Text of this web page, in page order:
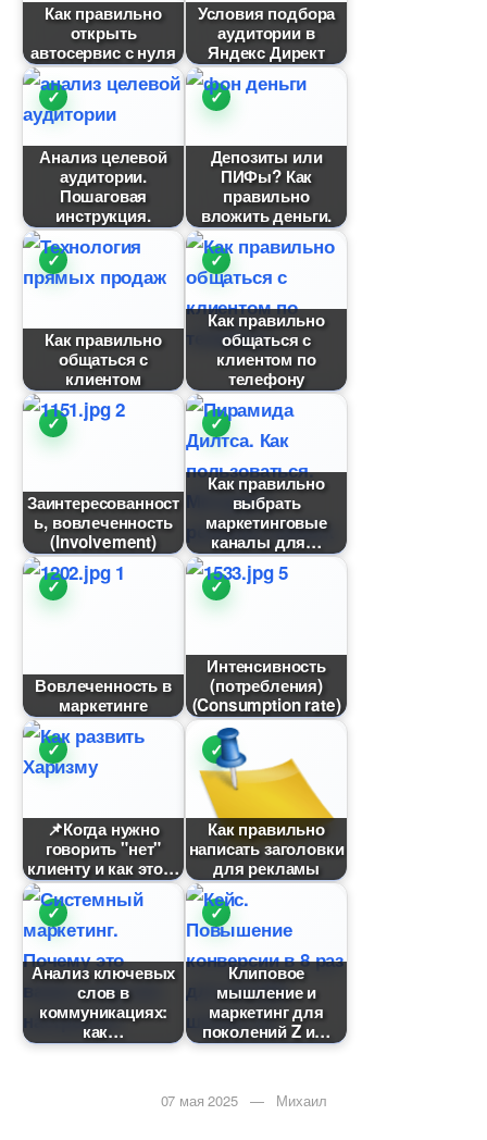
Как правильно
открыть
автосервис с нуля
Условия подбора
аудитории
Яндекс Директ
Анализ целевой
аудитории.
Пошаговая
инструкция.
Депозиты или
ПИФы? Как
правильно
ложить деньги.
Как правильно
общаться с
клиентом
Как правильно
общаться с
клиентом по
телефону
Заинтересованност
ь, вовлеченность
(Involvement)
Как правильно
ыбрать
маркетинговые
каналы для
овлеченность
маркетинге
Интенсивность
(потребления)
(Consumption rate)
📌Когда нужно
оворить "нет"
клиенту и как это
Как правильно
написать заголовки
для рекламы
Анализ ключевых
сло
коммуникациях:
как
Клиповое
мышление и
маркетинг для
поколений Z и
07 мая 2025 — Михаил